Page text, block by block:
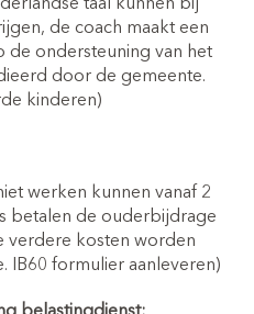
taal kunnen bij
de coach maakt een
de ondersteuning van het
door de gemeente.
kinderen)
werken kunnen vanaf 2
betalen de ouderbijdrage
verdere kosten worden
IB60 formulier aanleveren)